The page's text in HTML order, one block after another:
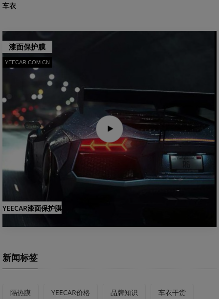
车衣
漆面保护膜
YEECAR.COM.CN
YEECAR漆面保护膜
新闻标签
隔热膜 YEECAR价格 品牌知识 车衣干货